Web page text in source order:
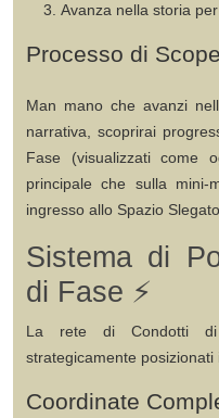
Avanza nella storia
Processo di
Man mano che avanzi
narrativa, scoprirai
Fase (visualizzati come
principale che sulla mini-
ingresso allo Spazio
Sistema di
di Fase ⚡
La rete di Condotti
strategicamente posizionati
Coordinate